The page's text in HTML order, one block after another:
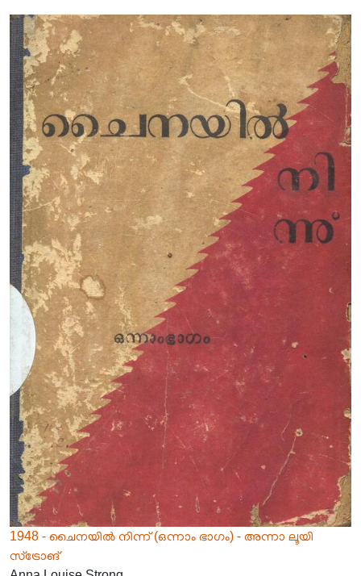
1948 - ചൈനയിൽ നിന്ന് (ഒന്നാം ഭാഗം) - അന്നാ ലൂയി
സ്ട്രോങ്